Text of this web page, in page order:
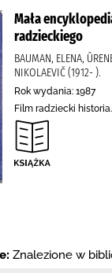
Mała
radzieckiego
BAUMAN, ELENA,
NIKOLAEVIČ (1912- ).
Rok wydania: 1987
Film radziecki
Znalezione w